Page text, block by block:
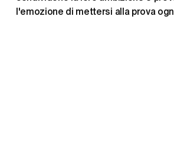
l'emozione di mettersi alla prova